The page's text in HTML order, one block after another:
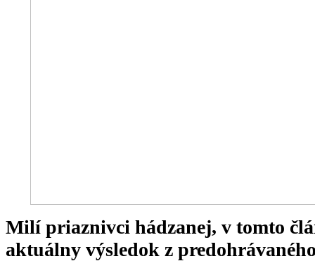
Milí priaznivci hádzanej, v tomto
aktuálny výsledok z